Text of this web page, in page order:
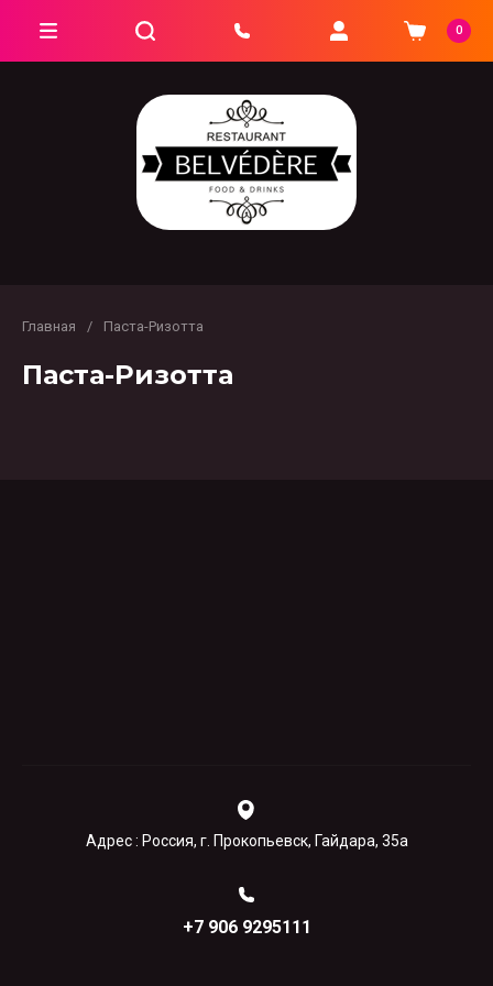
0
Главная / Паста-Ризотта
Паста-Ризотта
Адрес : Россия, г. Прокопьевск, Гайдара, 35а
+7 906 9295111